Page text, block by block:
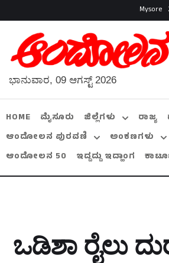
Mysore
ಭಾನುವಾರ, 09 ಆಗಸ್ಟ್ 2026
HOME ಮೈಸೂರು ಜಿಲ್ಲೆಗಳು ರಾಜ್ಯ
ಆಂದೋಲನ ಪುರವಣಿ
ಅಂಕಣಗಳು
ಆಂದೋಲನ 50
ಇದ್ದದ್ದು ಇದ್ಹಾಂಗ
ಒಡಿಶಾ ರೈಲು